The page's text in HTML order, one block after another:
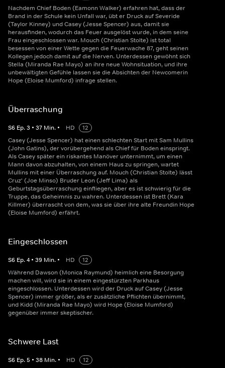
Nachdem Chief Boden (Eamonn Walker) erfahren hat, dass der
Brand in der Schule kein Unfall war, übt er Druck auf Severide
(Taylor Kinney) und Casey (Jesse Spencer) aus, damit sie
herausfinden, wodurch das Feuer ausgelöst wurde, in dem seine
Frau eingeschlossen war. Mouch (Christian Stolte) ist total
besessen von einer Wette gegen die Feuerwache 87, geht seinen
Kollegen jedoch damit auf die Nerven. Unterdessen gewöhnt sich
Stella (Miranda Rae Mayo) an ihre neue Wohnsituation, und ihre
unbewältigten Gefühle lassen sie die Absichten der Newcomerin
Hope (Eloise Mumford) infrage stellen.
Überraschung
S6 Ep.3 • 37 Min. • HD
12
Casey (Jesse Spencer) hat einen schlechten Start mit Sam Mullins
(John Gatins), der vorübergehend als Chief für Boden einspringt.
Als Casey später ein riskantes Manöver unternimmt, um einen
Mann davon abzuhalten, von einem Haus zu springen, wartet
Mullins mit einer Überraschung auf. Mouch (Christian Stolte) lässt
Cruz' (Joe Minso) Bruder Leon (Jeff Lima) als
Geburtstagsüberraschung einfliegen, aber es ist schwierig für die
Truppe, das Geheimnis zu wahren. Unterdessen ist Brett (Kara
Killmer) überrascht von dem, was sie über ihre alte Freundin Hope
(Eloise Mumford) erfährt.
Eingeschlossen
S6 Ep.4 • 39 Min. • HD
12
Während Dawson (Monica Raymund) heimlich eine Besorgung
machen will, wird sie in einem eingestürzten Parkhaus
eingeschlossen. Unterdessen wird der Druck auf Casey (Jesse
Spencer) immer größer, als er zusätzliche Pflichten übernimmt,
und Kidd (Miranda Rae Mayo) wird Hope (Eloise Mumford)
gegenüber immer skeptischer.
Schwere Last
S6 Ep.5 • 38 Min. • HD
12